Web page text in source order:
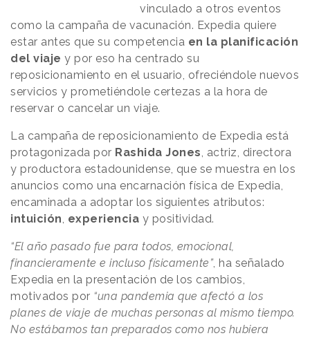
vinculado a otros eventos
como la campaña de vacunación. Expedia quiere
estar antes que su competencia en la planificación
del viaje y por eso ha centrado su
reposicionamiento en el usuario, ofreciéndole nuevos
servicios y prometiéndole certezas a la hora de
reservar o cancelar un viaje.
La campaña de reposicionamiento de Expedia está
protagonizada por Rashida Jones, actriz, directora
y productora estadounidense, que se muestra en los
anuncios como una encarnación física de Expedia,
encaminada a adoptar los siguientes atributos:
intuición, experiencia y positividad.
“El año pasado fue para todos, emocional,
financieramente e incluso físicamente”, ha señalado
Expedia en la presentación de los cambios,
motivados por “una pandemia que afectó a los
planes de viaje de muchas personas al mismo tiempo.
No estábamos tan preparados como nos hubiera